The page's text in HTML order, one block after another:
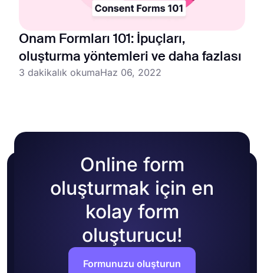
Onam Formları 101: İpuçları,
oluşturma yöntemleri ve daha fazlası
3 dakikalık okumaHaz 06, 2022
Online form
oluşturmak için en
kolay form
oluşturucu!
Formunuzu oluşturun